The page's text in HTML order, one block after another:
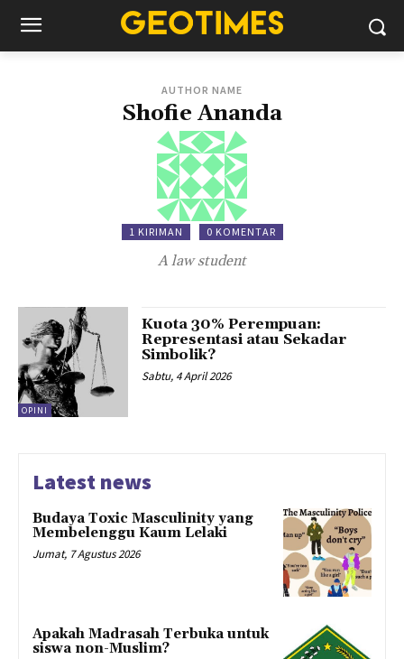
AUTHOR NAME
Shofie Ananda
1 KIRIMAN 0 KOMENTAR
A law student
OPINI
Kuota 30% Perempuan:
Representasi atau Sekadar
Simbolik?
Sabtu, 4 April 2026
Latest news
Budaya Toxic Masculinity yang
Membelenggu Kaum Lelaki
Jumat, 7 Agustus 2026
Apakah Madrasah Terbuka untuk
siswa non-Muslim?